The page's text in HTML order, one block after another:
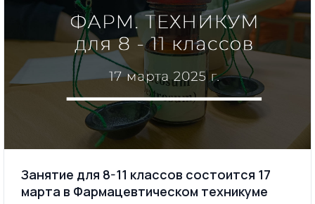
Занятие для 8-11 классов состоится 17
марта в Фармацевтическом техникуме